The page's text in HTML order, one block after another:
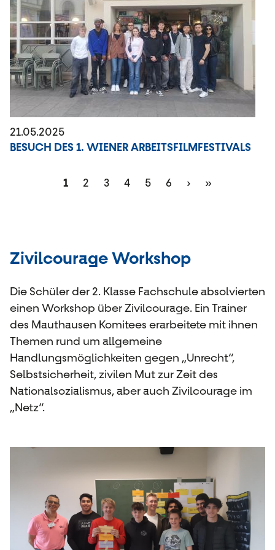
21.05.2025
BESUCH DES 1. WIENER ARBEITSFILMFESTIVALS
Seitennummerierung
Aktuelle
1 Page
2 Page
3 Page
4 Page
5 Page
6
Nächste
›
Letzte
»
Zivilcourage Workshop
Die Schüler der 2. Klasse Fachschule absolvierten
einen Workshop über Zivilcourage. Ein Trainer
des Mauthausen Komitees erarbeitete mit ihnen
Themen rund um allgemeine
Handlungsmöglichkeiten gegen „Unrecht“,
Selbstsicherheit, zivilen Mut zur Zeit des
Nationalsozialismus, aber auch Zivilcourage im
„Netz“.